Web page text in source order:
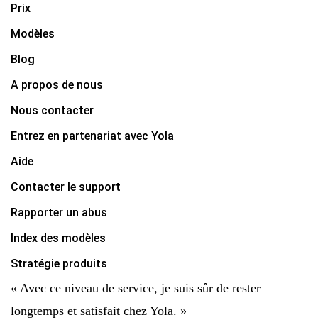
Prix
Modèles
Blog
A propos de nous
Nous contacter
Entrez en partenariat avec Yola
Aide
Contacter le support
Rapporter un abus
Index des modèles
Stratégie produits
« Avec ce niveau de service, je suis sûr de rester
longtemps et satisfait chez Yola. »